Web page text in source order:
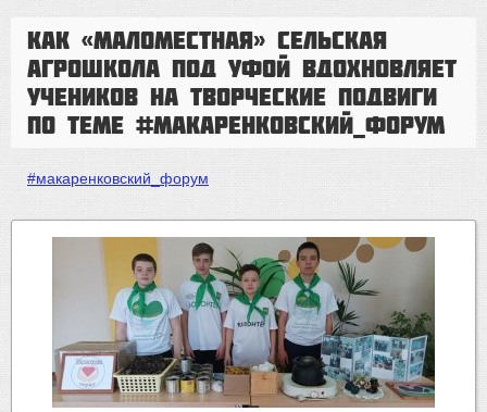
Как «маломестная» сельская
агрошкола под Уфой вдохновляет
учеников на творческие подвиги
по теме #макаренковский_форум
#макаренковский_форум